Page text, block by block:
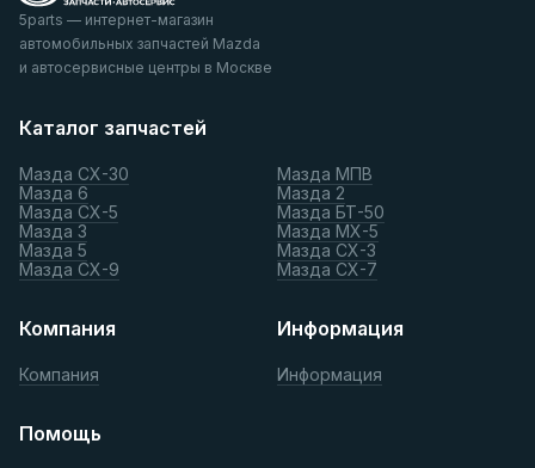
5parts — интернет-магазин
автомобильных запчастей Mazda
и автосервисные центры в Москве
Каталог запчастей
Мазда СХ-30
Мазда 6
Мазда СХ-5
Мазда 3
Мазда 5
Мазда СХ-9
Мазда МПВ
Мазда 2
Мазда БТ-50
Мазда МХ-5
Мазда СХ-3
Мазда СХ-7
Компания
Компания
Информация
Информация
Помощь